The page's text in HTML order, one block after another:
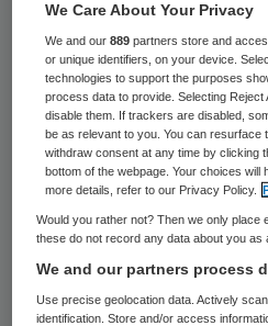
In Pakistan heeft de
kinderhandelaars
verhandelden baby’s
Voor een jongen werd
aldus de politie. Voor
smokkelaars de helft
en verpleegsters waren
betrokken.
We Care About Your Privacy
We and our889 partners store and
or unique identifiers, on your device.
technologies to support the purposes
process data to provide. Selecting
disable them. If trackers are disabled,
be as relevant to you. You can
withdraw consent at any time by clicking
bottom of the webpage. Your choices will
more details, refer to our Privacy Policy.
Would you rather not? Then we only place
these do not record any data about you as
We and our partners process
Use precise geolocation data. Actively
identification. Store and/or access